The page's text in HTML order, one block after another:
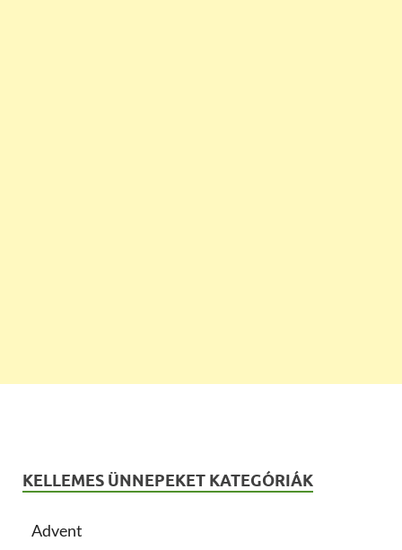
KELLEMES ÜNNEPEKET KATEGÓRIÁK
Advent